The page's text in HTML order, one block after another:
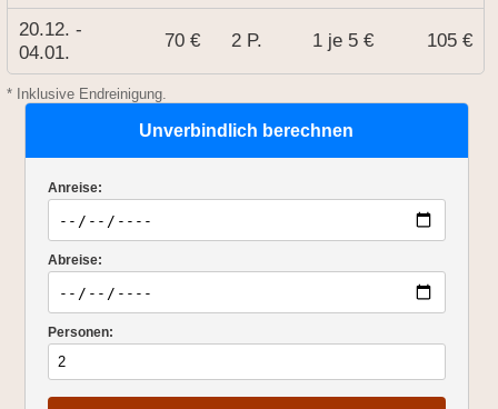
20.12. -
04.01.
70 € 2 P. 1 je 5 € 105 €
* Inklusive Endreinigung.
Unverbindlich berechnen
Anreise:
Abreise:
Personen: